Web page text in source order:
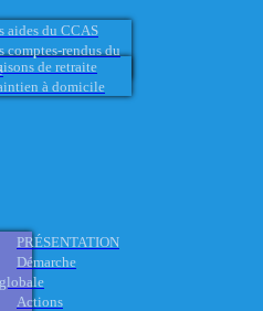
aides du CCAS
comptes-rendus du
de retraite
à domicile
PRÉSENTATION
Démarche
globale
Actions